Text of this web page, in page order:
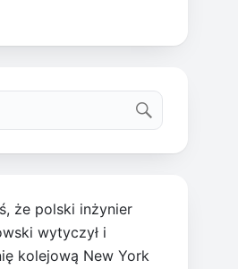
że polski inżynier
wytyczył i
kolejową New York